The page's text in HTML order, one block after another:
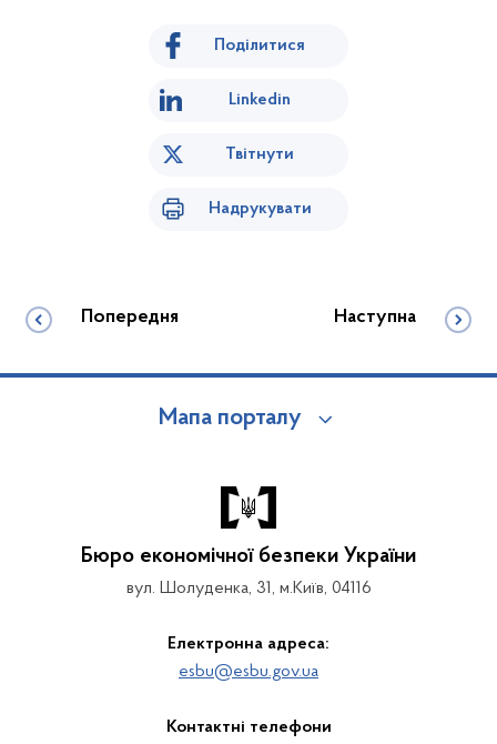
Поділитися
Linkedin
Твітнути
Надрукувати
Попередня Наступна
Мапа порталу
Бюро економічної безпеки України
вул. Шолуденка, 31, м.Київ, 04116
Електронна адреса:
esbu@esbu.gov.ua
Контактні телефони